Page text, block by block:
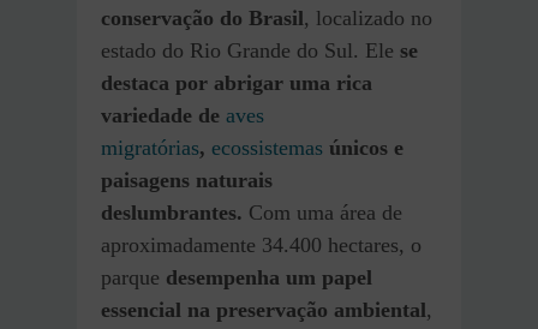
conservação do Brasil, localizado no
estado do Rio Grande do Sul. Ele se
destaca por abrigar uma rica
variedade de aves
migratórias, ecossistemas únicos e
paisagens naturais
deslumbrantes. Com uma área de
aproximadamente 34.400 hectares, o
parque desempenha um papel
essencial na preservação ambiental,